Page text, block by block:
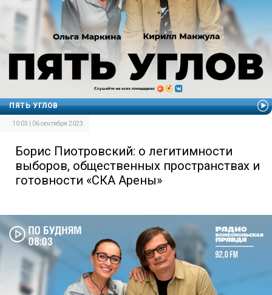
ПЯТЬ УГЛОВ
10:03 | 06 сентября 2023
Борис Пиотровский: о легитимности
выборов, общественных пространствах и
готовности «СКА Арены»